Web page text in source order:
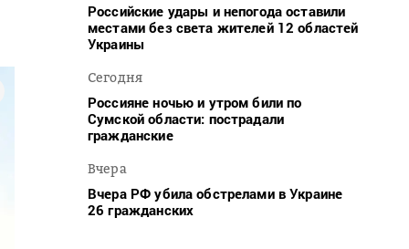
Российские удары и непогода оставили
местами без света жителей 12 областей
Украины
Сегодня
Россияне ночью и утром били по
Сумской области: пострадали
гражданские
Вчера
Вчера РФ убила обстрелами в Украине
26 гражданских